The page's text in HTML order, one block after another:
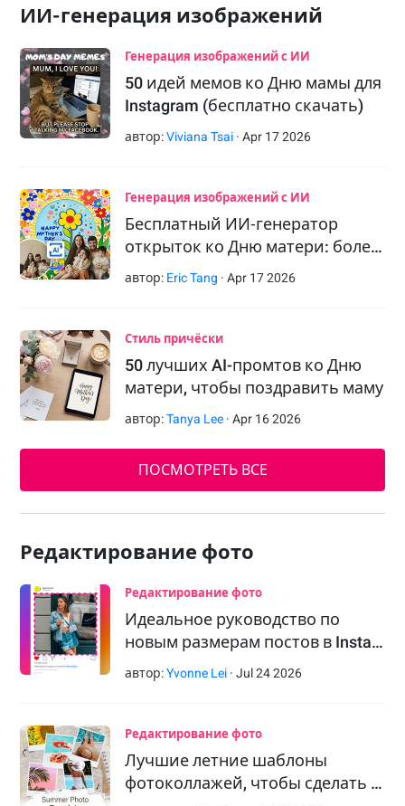
ИИ-генерация изображений
Генерация изображений с ИИ
50 идей мемов ко Дню мамы для
Instagram (бесплатно скачать)
автор:Viviana Tsai ·Apr 17 2026
Генерация изображений с ИИ
Бесплатный ИИ‑генератор
открыток ко Дню матери: боле…
автор: Eric Tang ·Apr 17 2026
Стиль причёски
50 лучших AI-промтов ко Дню
матери, чтобы поздравить маму
автор:Tanya Lee ·Apr 16 2026
ПОСМОТРЕТЬ ВСЕ
Редактирование фото
Редактирование фото
Идеальное руководство по
новым размерам постов в Insta…
автор:Yvonne Lei ·Jul 24 2026
Редактирование фото
Лучшие летние шаблоны
фотоколлажей, чтобы сделать …